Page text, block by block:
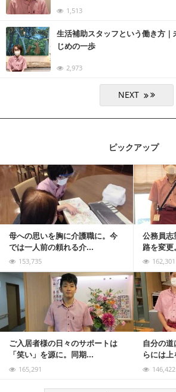
1,513
生活補助スタッフという働き方
じめの一歩
2,973
ピックアップ
母への思いを胸に介護職に。今
では一人前の頼れる介...
153,735
公務員志
路を変
162,301
記事を読む
ご入居者様の日々のサポートは
「笑い」を源に。同期...
165,291
自分の
らには
146,422
記事を読む